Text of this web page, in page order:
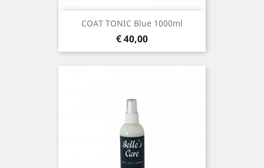
COAT TONIC Blue 1000ml
Prijs
€ 40,00